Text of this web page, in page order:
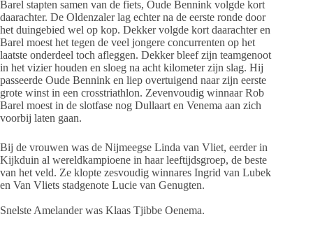
Barel stapten samen van de fiets, Oude Bennink volgde kort
daarachter. De Oldenzaler lag echter na de eerste ronde door
het duingebied wel op kop. Dekker volgde kort daarachter en
Barel moest het tegen de veel jongere concurrenten op het
laatste onderdeel toch afleggen. Dekker bleef zijn teamgenoot
in het vizier houden en sloeg na acht kilometer zijn slag. Hij
passeerde Oude Bennink en liep overtuigend naar zijn eerste
grote winst in een crosstriathlon. Zevenvoudig winnaar Rob
Barel moest in de slotfase nog Dullaart en Venema aan zich
voorbij laten gaan.
Bij de vrouwen was de Nijmeegse Linda van Vliet, eerder in
Kijkduin al wereldkampioene in haar leeftijdsgroep, de beste
van het veld. Ze klopte zesvoudig winnares Ingrid van Lubek
en Van Vliets stadgenote Lucie van Genugten.
Snelste Amelander was Klaas Tjibbe Oenema.